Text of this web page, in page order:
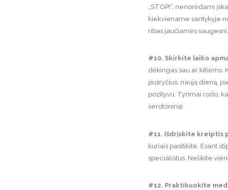
„STOP!“, nenorėdami
kiekviename santykyje
ribas jaučiamės
#10. Skirkite laiko
dėkingas sau ar kitiems.
pusryčius, naują dieną,
pozityvu. Tyrimai rodo,
serotoniną!
#11. Išdrįskite kreiptis
kuriais pasitikite. Esant
specialistus. Nelikite
#12. Praktikuokite